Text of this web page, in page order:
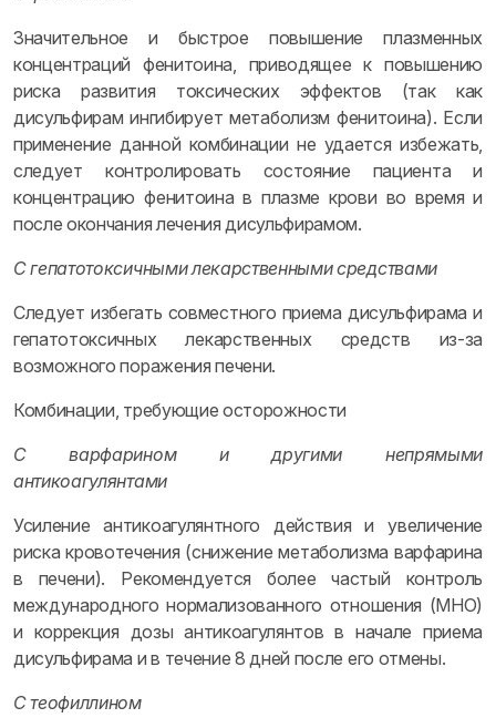
Значительное и быстрое повышение плазменных
концентраций фенитоина, приводящее к повышению
риска развития токсических эффектов (так как
дисульфирам ингибирует метаболизм фенитоина). Если
применение данной комбинации не удается избежать,
следует контролировать состояние пациента и
концентрацию фенитоина в плазме крови во время и
после окончания лечения дисульфирамом.
С гепатотоксичными лекарственными средствами
Следует избегать совместного приема дисульфирама и
гепатотоксичных лекарственных средств из-за
возможного поражения печени.
Комбинации, требующие осторожности
С варфарином и другими непрямыми
антикоагулянтами
Усиление антикоагулянтного действия и увеличение
риска кровотечения (снижение метаболизма варфарина
в печени). Рекомендуется более частый контроль
международного нормализованного отношения (МНО)
и коррекция дозы антикоагулянтов в начале приема
дисульфирама и в течение 8 дней после его отмены.
С теофиллином